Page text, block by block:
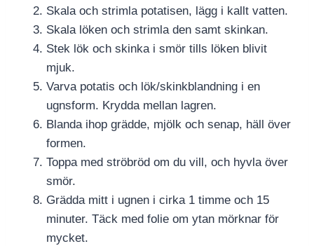
Skala och strimla potatisen, lägg i kallt vatten.
Skala löken och strimla den samt skinkan.
Stek lök och skinka i smör tills löken blivit
mjuk.
Varva potatis och lök/skinkblandning i en
ugnsform. Krydda mellan lagren.
Blanda ihop grädde, mjölk och senap, häll över
formen.
Toppa med ströbröd om du vill, och hyvla över
smör.
Grädda mitt i ugnen i cirka 1 timme och 15
minuter. Täck med folie om ytan mörknar för
mycket.